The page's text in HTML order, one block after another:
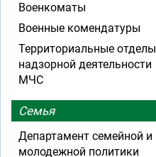
Военкоматы
Военные комендатуры
Территориальные отделы
надзорной деятельности
МЧС
Семья
Департамент семейной и
молодежной политики